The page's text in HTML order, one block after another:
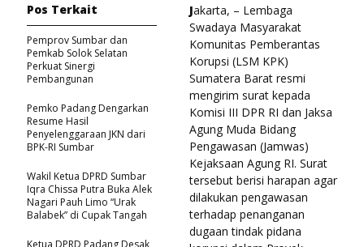
Jakarta, – Lembaga
Swadaya Masyarakat
Komunitas Pemberantas
Korupsi (LSM KPK)
Sumatera Barat resmi
mengirim surat kepada
Komisi III DPR RI dan Jaksa
Agung Muda Bidang
Pengawasan (Jamwas)
Kejaksaan Agung RI. Surat
tersebut berisi harapan agar
dilakukan pengawasan
terhadap penanganan
dugaan tindak pidana
Pos Terkait
Pemprov Sumbar dan
Pemkab Solok Selatan
Perkuat Sinergi
Pembangunan
Pemko Padang Dengarkan
Resume Hasil
Penyelenggaraan JKN dari
BPK-RI Sumbar
Wakil Ketua DPRD Sumbar
Iqra Chissa Putra Buka Alek
Nagari Pauh Limo “Urak
Balabek” di Cupak Tangah
Ketua DPRD Padang Desak